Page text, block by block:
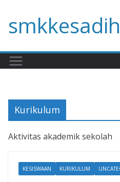
content
Kurikulum
Aktivitas akademik sekolah
KESISWAAN KURIKULUM